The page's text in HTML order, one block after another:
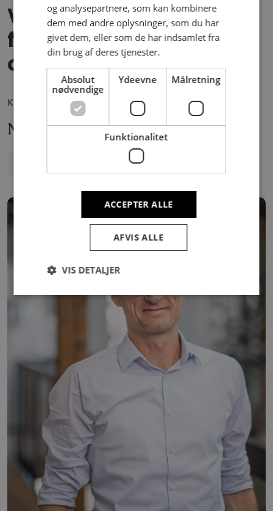
Vil du høre mere om
forretnings­udvikling i
oplevelses­industrien?
Kontaktchef
Niels Henrik Duevang
Ring til NH →
og analysepartnere, som kan kombinere
dem med andre oplysninger, som du har
givet dem, eller som de har indsamlet fra
din brug af deres tjenester.
Absolut
nødvendige
Ydeevne Målretning
Funktionalitet
ACCEPTER ALLE
AFVIS ALLE
VIS DETALJER